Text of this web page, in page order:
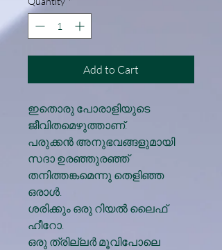
Add to Cart
ഇതൊരു പോരാളിയുടെ
ജീവിതമെഴുത്താണ്.
പരുക്കന്‍ അനുഭവങ്ങളുമായി
സദാ ഉരഞ്ഞുരഞ്ഞ്
തനിത്തങ്കമെന്നു തെളിഞ്ഞ
ഒരാള്‍.
ശരിക്കും ഒരു റിയല്‍ ലൈഫ്
ഹീറോ.
ഒരു ത്രില്ലര്‍ മൂവിപോലെ